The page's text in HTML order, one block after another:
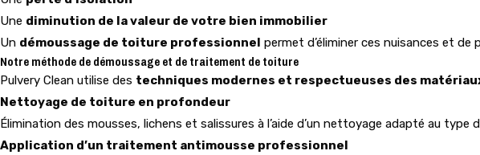
Une diminution de la valeur de votre bien immobilier
Un démoussage de toiture professionnel permet d’éliminer ces nuisances et
Notre méthode de démoussage et de traitement de toiture
Pulvery Clean utilise des techniques modernes et respectueuses des
Nettoyage de toiture en profondeur
Élimination des mousses, lichens et salissures à l’aide d’un nettoyage adapté au
Application d’un traitement antimousse professionnel